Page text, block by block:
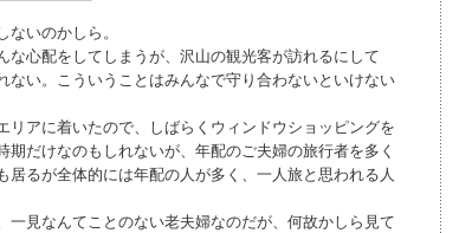
いのかしら。
な心配をしてしまうが、沢山の観光客が訪れるにして
ない。こういうことはみんなで守り合わないといけない
リアに着いたので、しばらくウィンドウショッピングを
だけなのもしれないが、年配のご夫婦の旅行者を多く
居るが全体的には年配の人が多く、一人旅と思われる人
一見なんてことのない老夫婦なのだが、何故かしら見て